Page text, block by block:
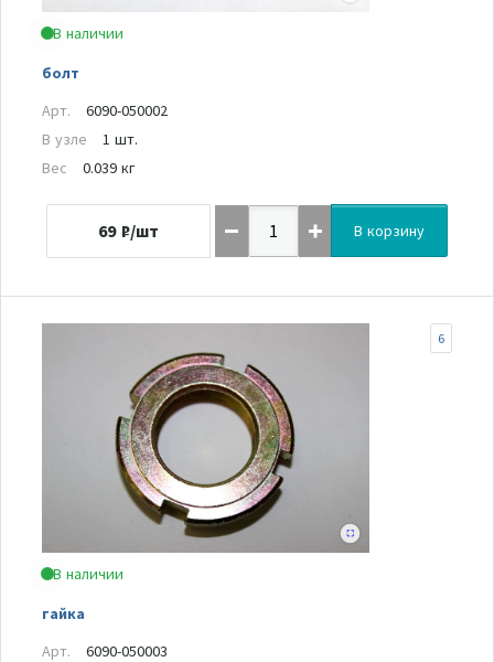
В наличии
болт
Арт.
6090-050002
В узле
1 шт.
Вес
0.039 кг
69 ₽/шт В корзину
В наличии
гайка
6
Арт.
6090-050003